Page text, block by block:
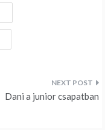
Dani a junior csapatban